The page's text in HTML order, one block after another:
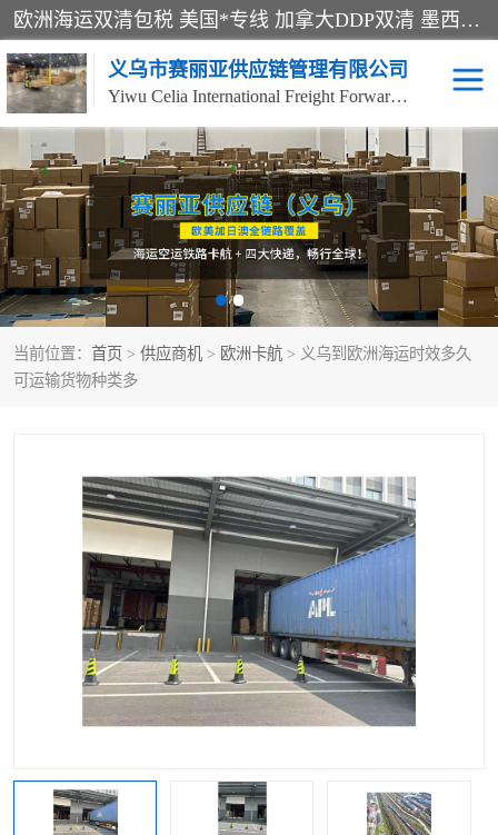
欧洲海运双清包税 美国*专线 加拿大DDP双清 墨西哥跨境空运 澳大利亚专线物流 跨境电商物流服务 国际快递到门服务 海运*渠道 一站式跨境物流解决方案 TikTok/SHEIN专线 电商平台FBA头程运输 国际铁路运输欧洲 UPS/DDHL/联邦快递跨境 美国双清到门物流 跨境*运输
义乌市赛丽亚供应链管理有限公司
Yiwu Celia International Freight Forwarding Co., Ltd
当前位置： 首页 > 供应商机 > 欧洲卡航 > 义乌到欧洲海运时效多久
可运输货物种类多
美森快船 欧洲卡航
加拿大海运/空运-双清到
门
澳大利亚海运/空运-双清
到门
墨西哥海运/空运-双清到
门